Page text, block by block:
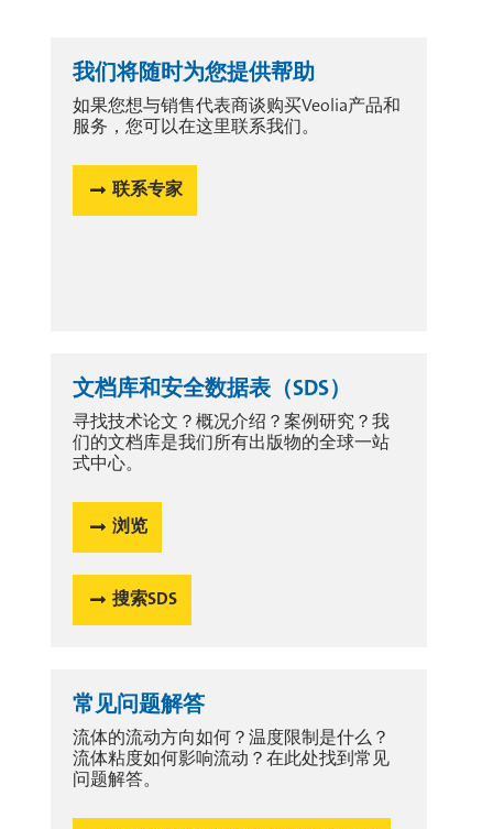
我们将随时为您提供帮助
如果您想与销售代表商谈购买Veolia产品和
服务，您可以在这里联系我们。
联系专家
文档库和安全数据表（SDS）
寻找技术论文？概况介绍？案例研究？我
们的文档库是我们所有出版物的全球一站
式中心。
浏览
搜索SDS
常见问题解答
流体的流动方向如何？温度限制是什么？
流体粘度如何影响流动？在此处找到常见
问题解答。